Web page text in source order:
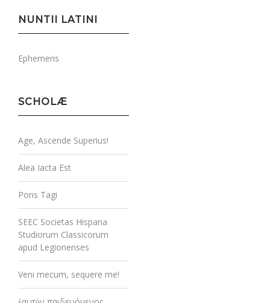
NUNTII LATINI
Ephemeris
SCHOLÆ
Age, Ascende Superius!
Alea Iacta Est
Pons Tagi
SEEC Societas Hispana
Studiorum Classicorum
apud Legionenses
Veni mecum, sequere me!